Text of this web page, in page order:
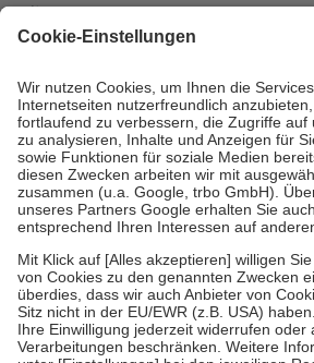
mit.
Grundsätzlich leisten Mitglieder
höchstens zehn Euro.
Es sind jedoch nie
Kosten der Leistung zu entrichten.
Diese Regeln gelten grundsätzlich auch für
Bei Heilmitteln und häuslicher
Zuzahlung zehn Prozent der Kosten sowie
Verordnung.
Um das Engagement der Versicherten für
stärken und die besondere Stellung der
fallenkeine Zuzahlungenan bei:
• Kindern und Jugendlichen bis zum
mit Ausnahme der Fahrkosten
• Untersuchungen zur Vorsorge und
GKV getragen werden